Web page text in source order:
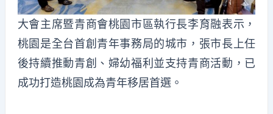
大會主席暨青商會桃園市區執行長李育融表示，
桃園是全台首創青年事務局的城市，張市長上任
後持續推動青創、婦幼福利並支持青商活動，已
成功打造桃園成為青年移居首選。